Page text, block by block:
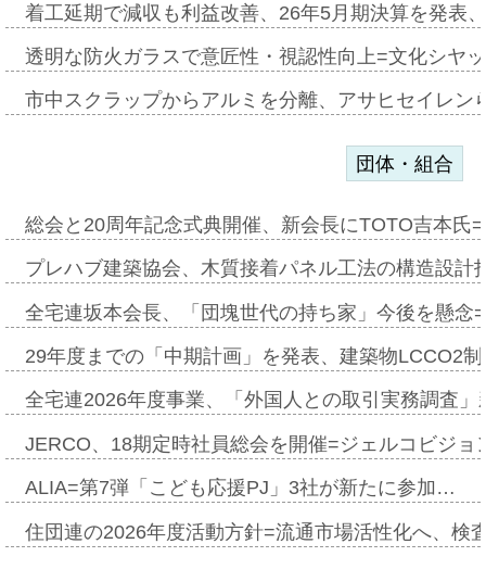
着工延期で減収も利益改善、26年5月期決算を発表
透明な防火ガラスで意匠性・視認性向上=文化シヤ
市中スクラップからアルミを分離、アサヒセイレ
団体・組合
総会と20周年記念式典開催、新会長にTOTO吉本氏
プレハブ建築協会、木質接着パネル工法の構造設
全宅連坂本会長、「団塊世代の持ち家」今後を懸
29年度までの「中期計画」を発表、建築物LCCO2
全宅連2026年度事業、「外国人との取引実務調査
JERCO、18期定時社員総会を開催=ジェルコビジ
ALIA=第7弾「こども応援PJ」3社が新たに参加…
住団連の2026年度活動方針=流通市場活性化へ、検